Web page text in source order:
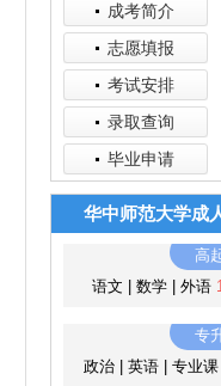
成考简介
志愿填报
考试安排
录取查询
毕业申请
华中师范大学成
高
语文 | 数学 | 外语
专
政治 | 英语 | 专业课